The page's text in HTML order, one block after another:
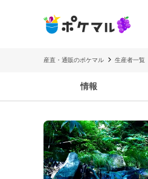
産直・通販のポケマル 生産者一覧
情報